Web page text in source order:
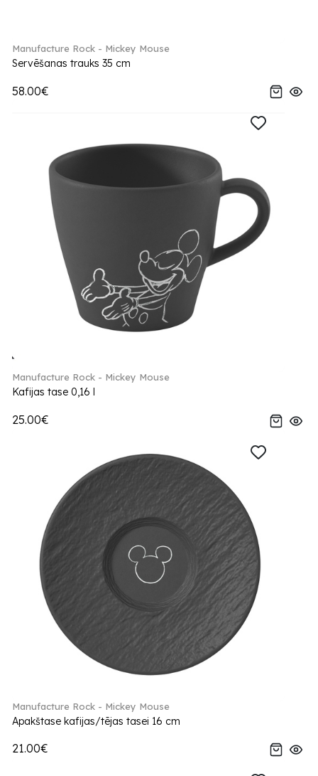
Manufacture Rock - Mickey Mouse
Servēšanas trauks 35 cm
58.00€
Manufacture Rock - Mickey Mouse
Kafijas tase 0,16 l
25.00€
Manufacture Rock - Mickey Mouse
Apakštase kafijas/tējas tasei 16 cm
21.00€